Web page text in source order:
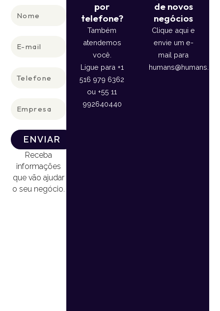
ENVIAR
Receba
informações
que vão ajudar
o seu negócio.
por
telefone?
Também
atendemos
você.
Ligue para +1
516 979 6362
ou +55 11
992640440
de novos
negócios
Clique aqui e
envie um e-
mail para